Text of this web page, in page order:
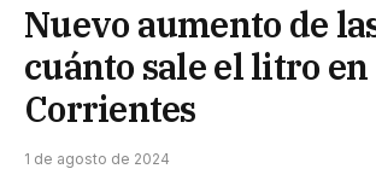
Nuevo aumento de
cuánto sale el litro en
Corrientes
1 de agosto de 2024